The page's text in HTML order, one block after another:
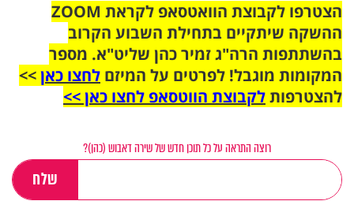
הצטרפו לקבוצת הוואטסאפ לקראת ZOOM
ההשקה שיתקיים בתחילת השבוע הקרוב
בהשתתפות הרה"ג זמיר כהן שליט"א. מספר
המקומות מוגבל! לפרטים על המיזם לחצו כאן>>
להצטרפותלקבוצת הווטסאפ לחצו כאן >>
רוצה התראה על כל תוכן חדש של שירה דאבוש (כהן)?